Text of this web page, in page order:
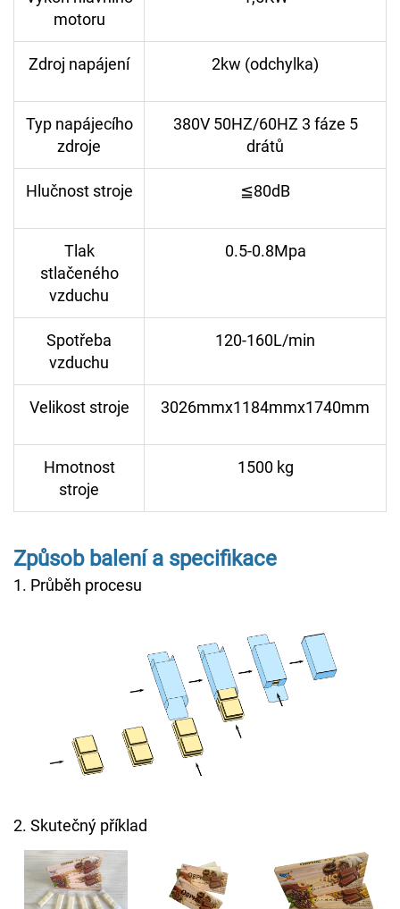
motoru
Zdroj napájení 2kw (odchylka)
Typ napájecího
zdroje
380V 50HZ/60HZ 3 fáze 5
drátů
Hlučnost stroje ≦80dB
Tlak
stlačeného
vzduchu
0.5-0.8Mpa
Spotřeba
vzduchu
120-160L/min
Velikost stroje 3026mmx1184mmx1740mm
Hmotnost
stroje
1500 kg
Způsob balení a specifikace
1. Průběh procesu
2. Skutečný příklad